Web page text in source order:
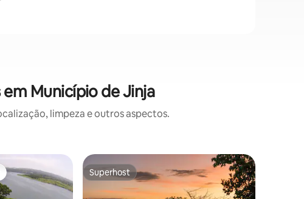
Município de Jinja
limpeza e outros aspectos.
Superhost
Superhost